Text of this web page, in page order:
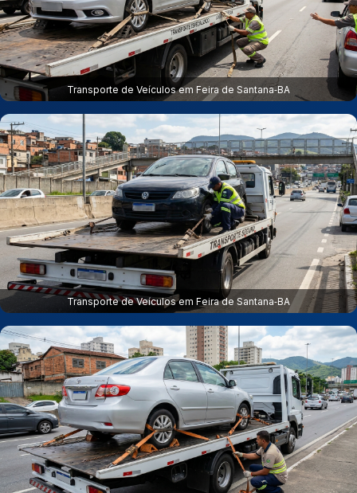
Transporte de Veículos em Feira de Santana‑BA
Transporte de Veículos em Feira de Santana‑BA